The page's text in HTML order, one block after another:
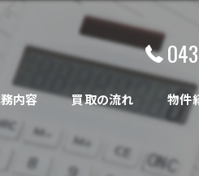
内容 買取の流れ 物件